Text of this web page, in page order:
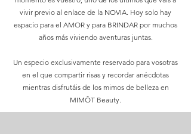
vivir previo al enlace de la NOVIA. Hoy solo hay
espacio para el AMOR y para BRINDAR por muchos
años más viviendo aventuras juntas.
Un especio exclusivamente reservado para vosotras
en el que compartir risas y recordar anécdotas
mientras disfrutáis de los mimos de belleza en
MIMÔT Beauty.